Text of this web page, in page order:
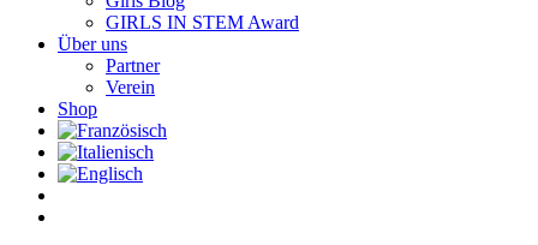
GIRLS IN STEM Award
Über uns
Partner
Verein
Shop